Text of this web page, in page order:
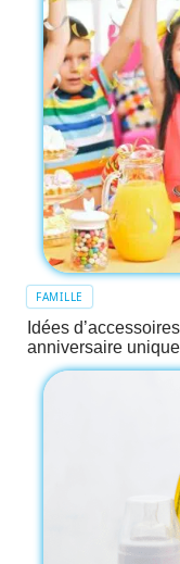
FAMILLE
Idées
anniversaire unique